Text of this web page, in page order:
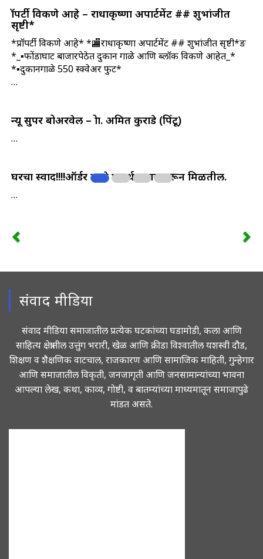
प्रॉपर्टी विकणे आहे – राधाकृष्णा अपार्टमेंट ## शुभांजीत
सृष्टी*
*प्रॉपर्टी विकणे आहे* *🏬राधाकृष्णा अपार्टमेंट ## शुभांजीत सृष्टी*ङ
*_▪️फोंडाघाट बाजारपेठेत दुकान गाळे आणि ब्लॉक विकणे आहेत_*
*▪️दुकानगाळे 550 स्क्वेअर फुट*
…
न्यू सुपर बोअरवेल – प्रोप्रा. अमित कुराडे (पिंटू)
…
घरचा स्वाद!!!!ऑर्डर प्रमाणे पदार्थ तयार करून मिळतील.
…
संवाद मीडिया
संवाद मीडिया समाजातील प्रत्येक घटकांच्या घडामोडी, कला आणि
साहित्य क्षेत्रातील उत्तुंग भरारी, खेळ आणि क्रीडा विश्वातील यशस्वी दौड,
शिक्षण व शैक्षणिक वाटचाल, राजकारण आणि सामाजिक माहिती, गुन्हेगार
आणि समाजातील विकृती, जनजागृती आणि जनसामान्यांच्या भावना
आपल्या लेख, कथा, काव्य, गोष्टी, व बातम्यांच्या माध्यमातून समाजापुढे
मांडत असते.